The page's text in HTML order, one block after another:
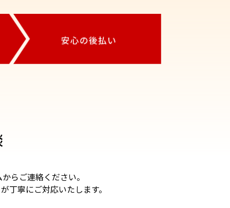
らご連絡ください。
丁寧にご対応いたします。